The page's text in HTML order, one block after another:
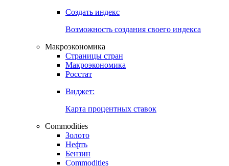
Создать индекс
Возможность создания своего индекса
Макроэкономика
Страницы стран
Макроэкономика
Росстат
Виджет:
Карта процентных ставок
Commodities
Золото
Нефть
Бензин
Commodities